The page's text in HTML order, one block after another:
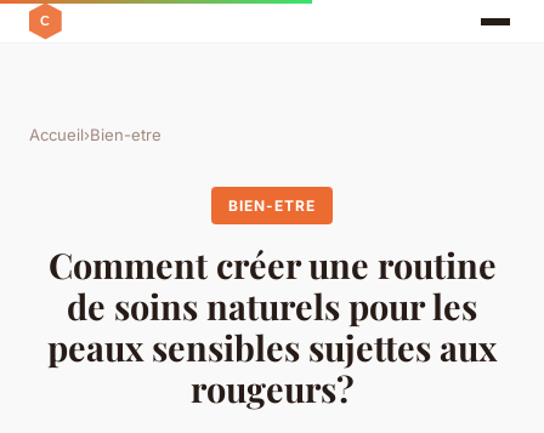
Accueil›Bien-etre
BIEN-ETRE
Comment créer une routine
de soins naturels pour les
peaux sensibles sujettes aux
rougeurs?